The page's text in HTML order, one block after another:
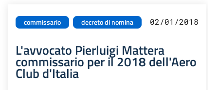
commissario decreto di nomina 02/01/2018
L'avvocato Pierluigi Mattera
commissario per il 2018 dell'Aero
Club d'Italia